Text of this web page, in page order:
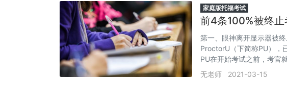
家庭版托福考试
前4条100%被终止
第一、眼神离开显示器被
ProctorU（下简称PU），
PU在开始考试之前，考官
之外。 但是很多无花果对
的时候，就会看到屏幕之
无老师 2021-03-15